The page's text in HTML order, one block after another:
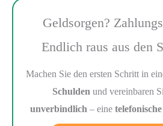
Geldsorgen?
Endlich raus aus den
Machen Sie den ersten Schritt in
Schulden und vereinbaren
unverbindlich – eine